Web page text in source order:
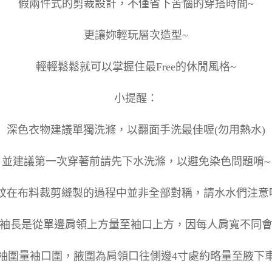
假兩件式的剪裁設計，不僅省下苦惱的穿搭時間~
更讓妳輕玩層次造型~
輕輕鬆鬆就可以掌握住最Free的休閒風格~
小提醒：
深色衣物建議單獨洗滌，以翻面手洗最佳喔(勿用熱水)
並建議第一次穿著前請先下水洗滌，以避免染色問題唷~
在布料裁剪縫製的過程中並非全部對稱，請水水們注
長是從單邊肩領上方量至袖口上方，因每人肩寬不同
圍量袖口圍，腋圍為肩領口往側邊4寸處約略量至腋下